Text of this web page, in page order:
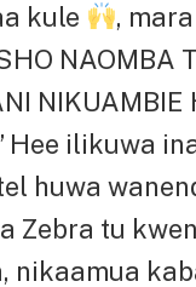
kule
,
NAOMBA
Hee ilikuwa
huwa
Zebra tu
nikaamua